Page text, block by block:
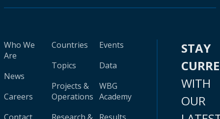
Who We
Are
News
Careers
Countries
Topics
Projects &
Operations
Events
Data
WBG
Academy
STAY
WITH
OUR